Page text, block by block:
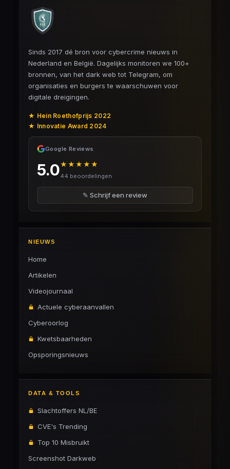
Sinds 2017 dé bron voor cybercrime nieuws in
Nederland en België. Dagelijks monitoren we 100+
bronnen, van het dark web tot Telegram, om
organisaties en burgers te waarschuwen voor
digitale dreigingen.
★ Hein Roethofprijs 2022
★ Innovatie Award 2024
Google Reviews
5.0★★★★★
44 beoordelingen
✎ Schrijf een review
NIEUWS
Home
Artikelen
Videojournaal
Actuele cyberaanvallen
Cyberoorlog
Kwetsbaarheden
Opsporingsnieuws
DATA & TOOLS
Slachtoffers NL/BE
CVE's Trending
Top 10 Misbruikt
Screenshot Darkweb